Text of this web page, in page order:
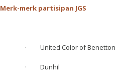
Merk-merk partisipan JGS
· United Color of Benetton
· Dunhil